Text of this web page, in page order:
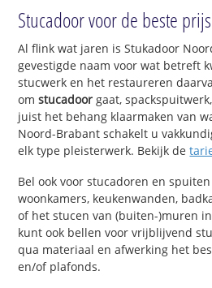
Stucadoor voor de beste
Al flink wat jaren is Stukadoor
gevestigde naam voor wat betreft
stucwerk en het restaureren
omstucadoor gaat,
juist het behang klaarmaken van
Noord-Brabant schakelt u
elk type pleisterwerk. Bekijk de
Bel ook voor stucadoren en
woonkamers, keukenwanden,
of het stucen van (buiten-)muren
kunt ook bellen voor vrijblijvend
qua materiaal en afwerking het
en/of plafonds.